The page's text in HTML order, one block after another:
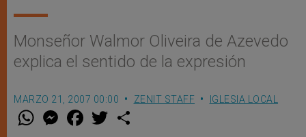
Monseñor Walmor Oliveira de Azevedo
explica el sentido de la expresión
MARZO 21, 2007 00:00 ZENIT STAFF IGLESIA LOCAL
W M
e
F
a w